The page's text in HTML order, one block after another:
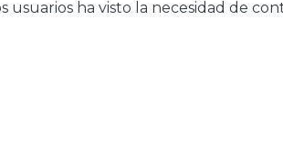
usuarios ha visto la necesidad de